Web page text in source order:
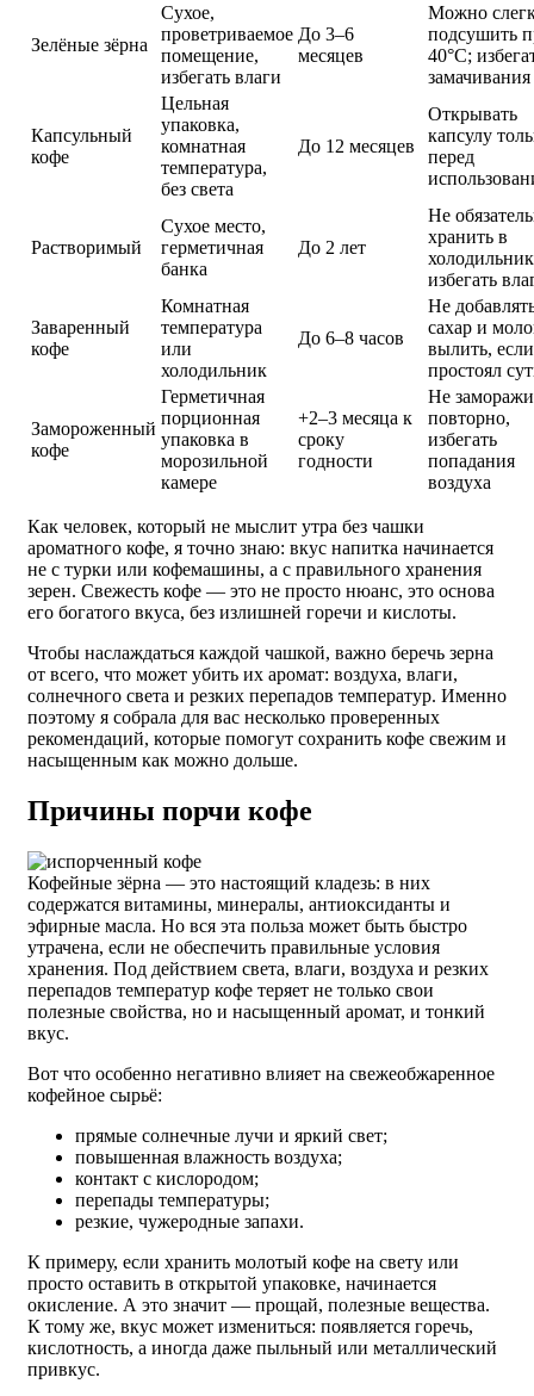
Зелёные зёрна
Сухое,
проветриваемое
помещение,
избегать влаги
До 3–6
месяцев
Можно
подсушить
40°C;
замачивания
Капсульный
кофе
Цельная
упаковка,
комнатная
температура,
без света
До 12 месяцев
Открывать
капсулу
перед
Растворимый
Сухое место,
герметичная
банка
До 2 лет
Не
хранить в
избегать
Заваренный
кофе
Комнатная
температура
или
холодильник
До 6–8 часов
Не
сахар и
вылить, если
простоял
Замороженный
кофе
Герметичная
порционная
упаковка в
морозильной
камере
+2–3 месяца к
сроку
годности
Не
повторно,
избегать
попадания
воздуха
Как человек, который не мыслит утра без чашки
ароматного кофе, я точно знаю: вкус напитка начинается
не с турки или кофемашины, а с правильного хранения
зерен. Свежесть кофе — это не просто нюанс, это основа
его богатого вкуса, без излишней горечи и кислоты.
Чтобы наслаждаться каждой чашкой, важно беречь зерна
от всего, что может убить их аромат: воздуха, влаги,
солнечного света и резких перепадов температур. Именно
поэтому я собрала для вас несколько проверенных
рекомендаций, которые помогут сохранить кофе свежим и
насыщенным как можно дольше.
Причины порчи кофе
Кофейные зёрна — это настоящий кладезь: в них
содержатся витамины, минералы, антиоксиданты и
эфирные масла. Но вся эта польза может быть быстро
утрачена, если не обеспечить правильные условия
хранения. Под действием света, влаги, воздуха и резких
перепадов температур кофе теряет не только свои
полезные свойства, но и насыщенный аромат, и тонкий
вкус.
Вот что особенно негативно влияет на свежеобжаренное
кофейное сырьё:
прямые солнечные лучи и яркий свет;
повышенная влажность воздуха;
контакт с кислородом;
перепады температуры;
резкие, чужеродные запахи.
К примеру, если хранить молотый кофе на свету или
просто оставить в открытой упаковке, начинается
окисление. А это значит — прощай, полезные вещества.
К тому же, вкус может измениться: появляется горечь,
кислотность, а иногда даже пыльный или металлический
привкус.